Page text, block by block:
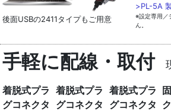
後面USBの2411タイプもご用意
>PL-5A
※設定専用／
ん。
手軽に配線・取付
着脱式プラ
グコネクタ
着脱式プラ
グコネクタ
着脱式プラ
グコネクタ